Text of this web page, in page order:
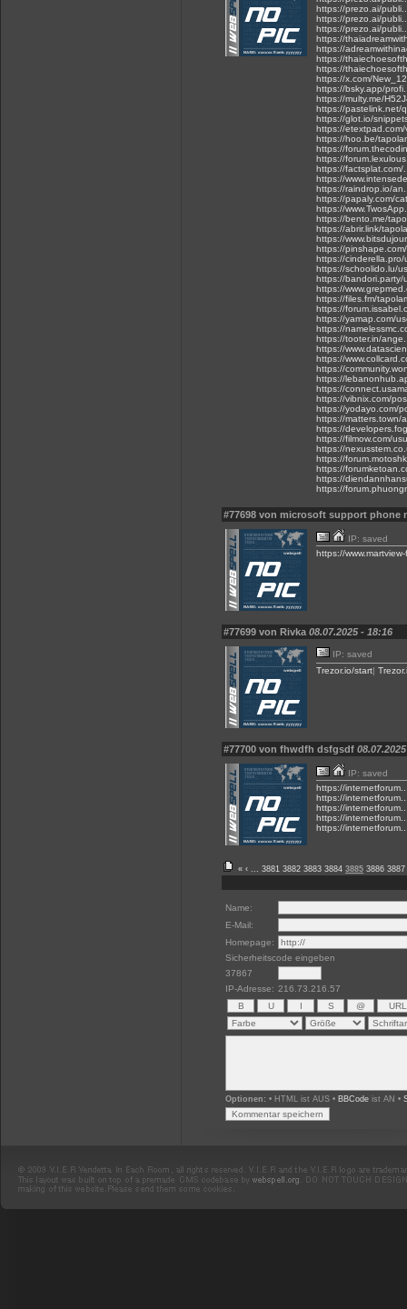
https://prezo.ai/
https://prezo.ai/
https://prezo.ai/
https://
https://
https://
https://
https://x.com/
https://bsky.app/
https://multy.me/
https://pastelink.net/
https://glot.io/
https://
https://hoo.be/
https://
https://
https://
https://
https://raindrop.io/
https://papaly.com/
https://
https://bento.me/
https://abrir.link/
https://
https://
https://
https://schoolido.lu/
https://bandori.party/
https://
https://files.fm/
https://
https://yamap.com/
https://
https://tooter.in/
https://
https://
https://
https://
https://
https://vibnix.com/
https://yodayo.com/
https://matters.town/
https://
https://filmow.com/
https://
https://
https://
https://
https://
#77698 von microsoft support phone
IP: saved
https://
#77699 von Rivka 08.07.2025 - 18:16
IP: saved
Trezor.io/start|
#77700 von fhwdfh dsfgsdf
IP: saved
https://
https://
https://
https://
https://
« ‹ ... 3881 3882 3883 3884 3885 3886 3887
Name:
E-Mail:
Homepage:
Sicherheitscode eingeben
37867
IP-Adresse: 216.73.216.57
Optionen: • HTML ist AUS • BBCode ist AN •